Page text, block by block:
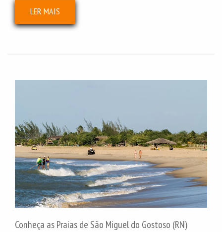
LER MAIS
Conheça as Praias de São Miguel do Gostoso (RN)